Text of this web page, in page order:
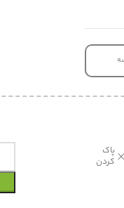
پاک
کردن